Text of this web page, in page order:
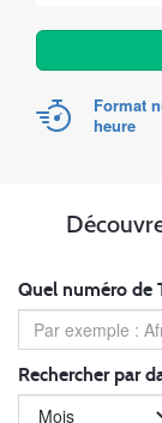
Format
heure
Quel numéro de
Rechercher par